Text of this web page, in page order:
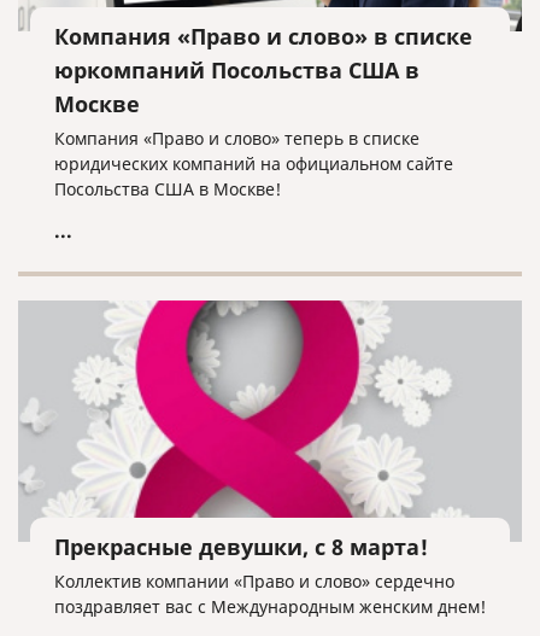
Компания «Право и слово» в списке
юркомпаний Посольства США в
Москве
Компания «Право и слово» теперь в списке
юридических компаний на официальном сайте
Посольства США в Москве!
...
Прекрасные девушки, с 8 марта!
Коллектив компании «Право и слово» сердечно
поздравляет вас с Международным женским днем!